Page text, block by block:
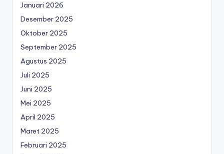
Januari 2026
Desember 2025
Oktober 2025
September 2025
Agustus 2025
Juli 2025
Juni 2025
Mei 2025
April 2025
Maret 2025
Februari 2025